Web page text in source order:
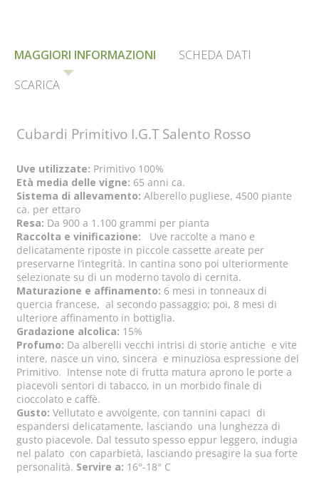
MAGGIORI INFORMAZIONI
SCHEDA DATI
SCARICA
Cubardi Primitivo I.G.T Salento Rosso
Uve utilizzate: Primitivo 100%
Età media delle vigne: 65 anni ca.
Sistema di allevamento: Alberello pugliese, 4500 piante
ca. per ettaro
Resa: Da 900 a 1.100 grammi per pianta
Raccolta e vinificazione: Uve raccolte a mano e
delicatamente riposte in piccole cassette areate per
preservarne l’integrità. In cantina sono poi ulteriormente
selezionate su di un moderno tavolo di cernita.
Maturazione e affinamento: 6 mesi in tonneaux di
quercia francese, al secondo passaggio; poi, 8 mesi di
ulteriore affinamento in bottiglia.
Gradazione alcolica: 15%
Profumo: Da alberelli vecchi intrisi di storie antiche e vite
intere, nasce un vino, sincera e minuziosa espressione del
Primitivo. Intense note di frutta matura aprono le porte a
piacevoli sentori di tabacco, in un morbido finale di
cioccolato e caffè.
Gusto: Vellutato e avvolgente, con tannini capaci di
espandersi delicatamente, lasciando una lunghezza di
gusto piacevole. Dal tessuto spesso eppur leggero, indugia
nel palato con caparbietà, lasciando presagire la sua forte
personalità. Servire a: 16°-18° C